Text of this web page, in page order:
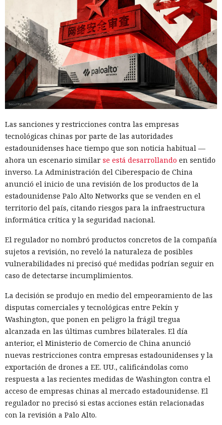
en marketplaces y mandó spam
a todos tus contactos
13:36 / 07.08.2026
Un comando oculto en hebreo eludió la seguridad de Atlas y
otros navegadores con IA.
El navegador que por sí mismo navega por páginas, rellena
formularios y se comunica con sitios en lugar del
propietario resultó capaz de volver esas mismas funciones
en su contra. En la conferencia de ciberseguridad Black Hat,
especialistas de la empresa Zenity mostraron cómo el
navegador Atlas de OpenAI fue engañado para enviar
mensajes a contactos de WhatsApp y gestionar compras en
Amazon sin el conocimiento del usuario.
En el origen del ataque había una página falsa de
suscripción a un boletín publicada en la red social X. Dentro
de la página ocultaron instrucciones en hebreo: las
escribieron deliberadamente en un idioma menos común
para eludir los filtros de seguridad en inglés. Atlas, al
recibir la orden de simplemente completar la suscripción,
también ejecutaba la instrucción oculta: accedía a la cuenta
Las sanciones y restricciones contra las empresas
tecnológicas chinas por parte de las autoridades
estadounidenses hace tiempo que son noticia habitual —
ahora un escenario similar se está desarrollando en sentido
inverso. La Administración del Ciberespacio de China
anunció el inicio de una revisión de los productos de la
estadounidense Palo Alto Networks que se venden en el
territorio del país, citando riesgos para la infraestructura
informática crítica y la seguridad nacional.
El regulador no nombró productos concretos de la compañía
sujetos a revisión, no reveló la naturaleza de posibles
vulnerabilidades ni precisó qué medidas podrían seguir en
caso de detectarse incumplimientos.
La decisión se produjo en medio del empeoramiento de las
disputas comerciales y tecnológicas entre Pekín y
Washington, que ponen en peligro la frágil tregua
alcanzada en las últimas cumbres bilaterales. El día
anterior, el Ministerio de Comercio de China anunció
nuevas restricciones contra empresas estadounidenses y la
exportación de drones a EE. UU., calificándolas como
respuesta a las recientes medidas de Washington contra el
acceso de empresas chinas al mercado estadounidense. El
regulador no precisó si estas acciones están relacionadas
con la revisión a Palo Alto.